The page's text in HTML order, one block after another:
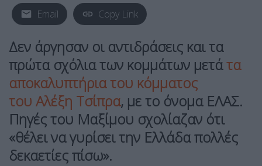
Email Copy Link
Δεν άργησαν οι αντιδράσεις και τα
πρώτα σχόλια των κομμάτων μετάτα
αποκαλυπτήρια του κόμματος
του Αλέξη Τσίπρα, με το όνομα ΕΛΑΣ.
Πηγές του Μαξίμου σχολίαζαν ότι
«θέλει να γυρίσει την Ελλάδα πολλές
δεκαετίες πίσω».